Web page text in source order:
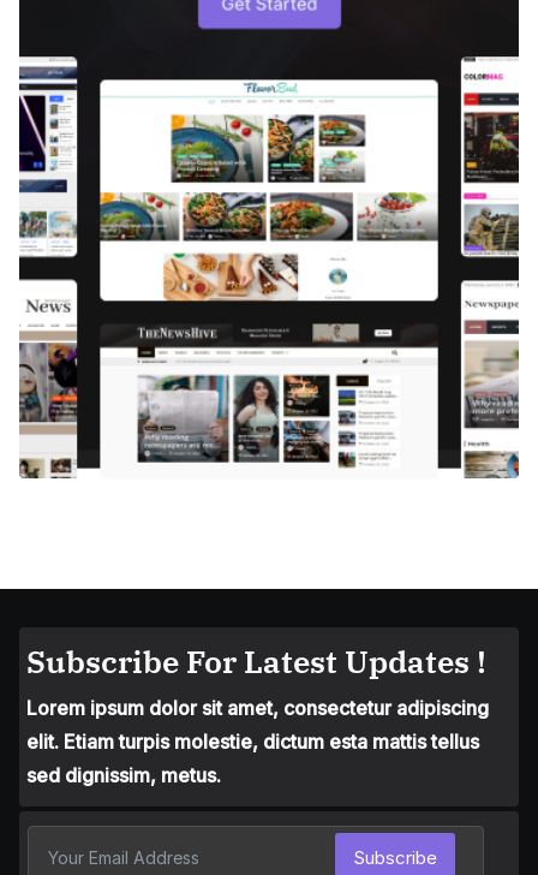
Subscribe For Latest Updates !
Lorem ipsum dolor sit amet, consectetur adipiscing
elit. Etiam turpis molestie, dictum esta mattis tellus
sed dignissim, metus.
Subscribe